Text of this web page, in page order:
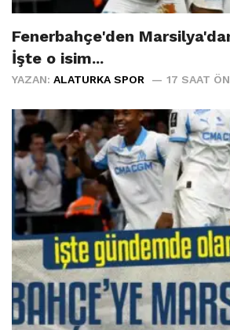
Fenerbahçe'den
İşte o isim...
YAZAN: ALATURKA SPOR 17 SAAT